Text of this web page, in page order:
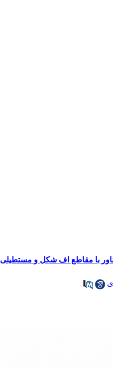
با مقاطع اف ‌شکل و مستطیلی